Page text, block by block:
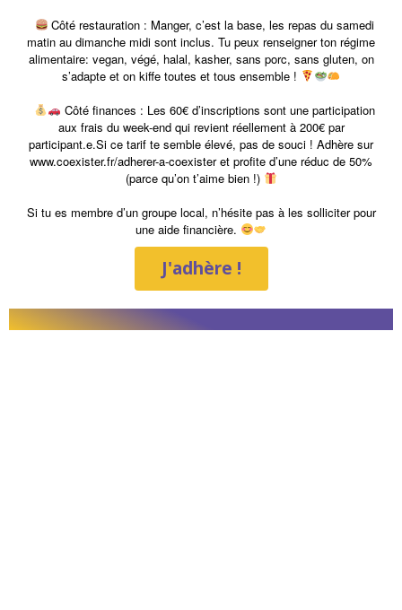
Côté restauration : Manger, c’est la base, les repas du samedi
matin au dimanche midi sont inclus. Tu peux renseigner ton régime
alimentaire: vegan, végé, halal, kasher, sans porc, sans gluten, on
s’adapte et on kiffe toutes et tous ensemble !
Côté finances : Les 60€ d’inscriptions sont une participation
aux frais du week-end qui revient réellement à 200€ par
participant.e.Si ce tarif te semble élevé, pas de souci ! Adhère sur
www.coexister.fr/adherer-a-coexister et profite d’une réduc de 50%
(parce qu’on t’aime bien !)
Si tu es membre d’un groupe local, n’hésite pas à les solliciter pour
une aide financière.
J'adhère !